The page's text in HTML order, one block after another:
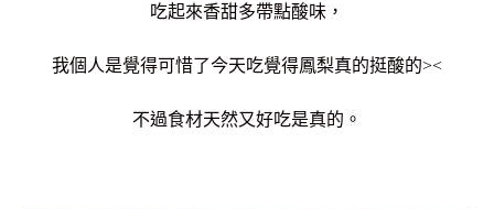
吃起來香甜多帶點酸味，
我個人是覺得可惜了今天吃覺得鳳梨真的挺酸的><
不過食材天然又好吃是真的。